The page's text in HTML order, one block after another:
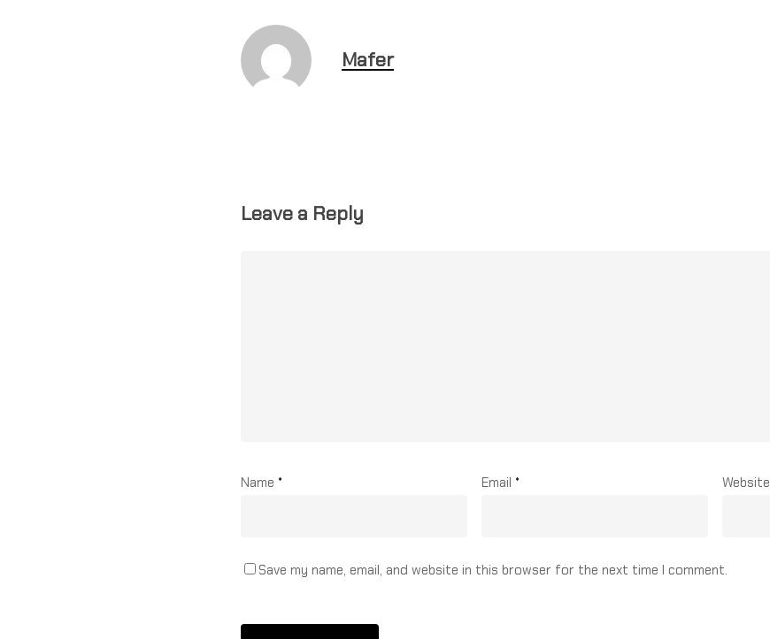
Mafer
Leave a Reply
Name * Email * Website
Save my name, email, and website in this browser for the next time I comment.